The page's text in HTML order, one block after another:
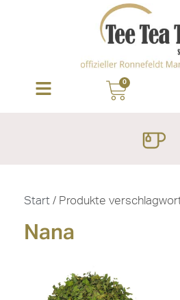
0
Start / Produkte
Nana